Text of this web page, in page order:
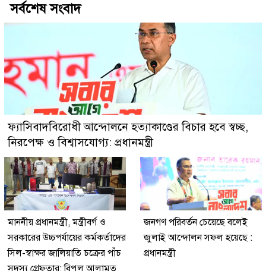
সর্বশেষ সংবাদ
ফ্যাসিবাদবিরোধী আন্দোলনে হত্যাকাণ্ডের বিচার হবে স্বচ্ছ,
নিরপেক্ষ ও বিশ্বাসযোগ্য: প্রধানমন্ত্রী
মাননীয় প্রধানমন্ত্রী, মন্ত্রীবর্গ ও
সরকারের উচ্চপর্যায়ের কর্মকর্তাদের
সিল-স্বাক্ষর জালিয়াতি চক্রের পাঁচ
জনগণ পরিবর্তন চেয়েছে বলেই
জুলাই আন্দোলন সফল হয়েছে :
প্রধানমন্ত্রী